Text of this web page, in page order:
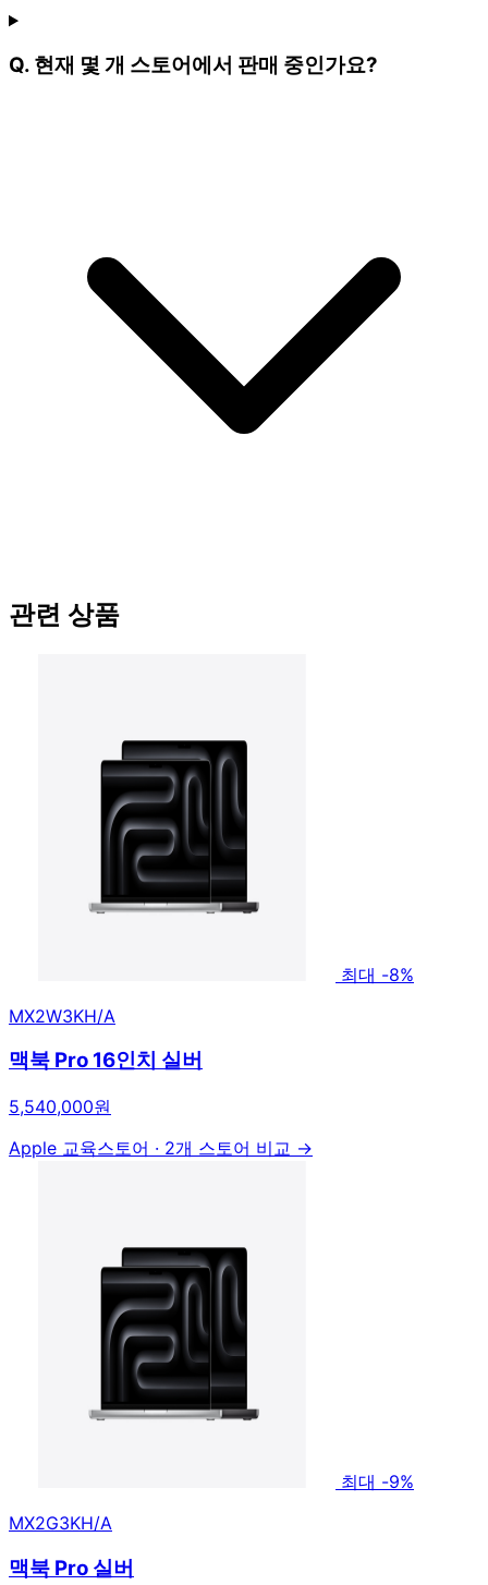
Q. 현재 몇 개 스토어에서 판매 중인가요?
관련 상품
최대 -8%
MX2W3KH/A
맥북 Pro 16인치 실버
5,540,000원
Apple 교육스토어 · 2개 스토어 비교 →
최대 -9%
MX2G3KH/A
맥북 Pro 실버